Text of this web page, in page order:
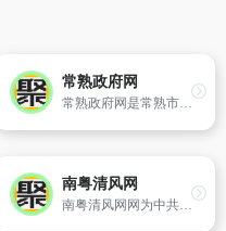
常熟政府网
常熟政府网是常熟市人民政府的门户网站,是市政府公开政务,加强政民沟通,服务百姓,服务企业的窗口。网站为访问者提供了常熟市政务、经济、投资、生活、旅游等全方位的信息和在线公共服务。
南粤清风网
南粤清风网网为中共广东省纪委 广东省监察厅官方网站,是全省反腐倡廉建设的舆论阵地,各级纪检监察机关工作、反腐倡廉、信访举报、廉政、作风、纠风、效能、案管、宣教等的信息平台。